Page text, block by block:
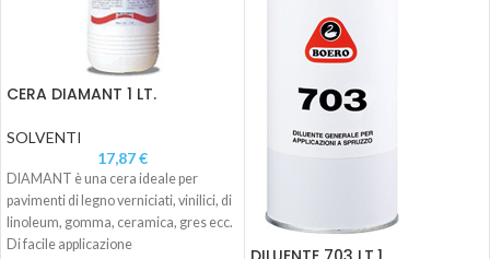
CERA DIAMANT 1 LT.
SOLVENTI
17,87€
DIAMANT è una cera ideale per
pavimenti di legno verniciati, vinilici, di
linoleum, gomma, ceramica, gres ecc.
Di facile applicazione